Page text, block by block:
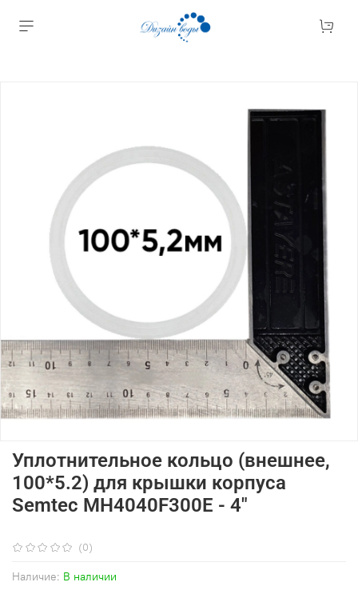
(0)
Наличие: В наличии
Уплотнительное кольцо (внешнее,
100*5.2) для крышки корпуса
Semtec MH4040F300E - 4"